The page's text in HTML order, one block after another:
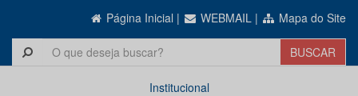
Página Inicial | WEBMAIL | Mapa do Site
Institucional